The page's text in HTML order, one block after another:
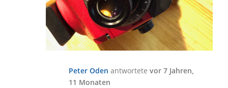
Peter Oden antwortete vor 7 Jahren,
11 Monaten